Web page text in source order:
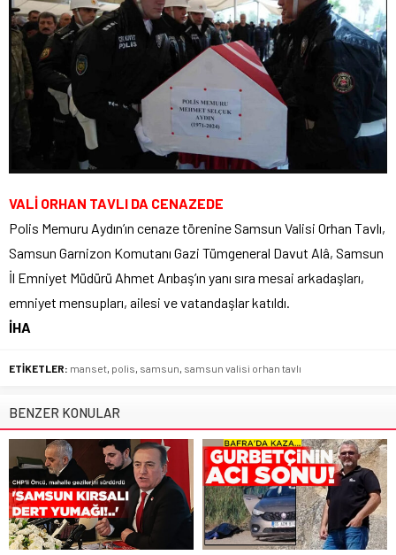
VALİ ORHAN TAVLI DA CENAZEDE
Polis Memuru Aydın’ın cenaze törenine Samsun Valisi Orhan Tavlı,
Samsun Garnizon Komutanı Gazi Tümgeneral Davut Alâ, Samsun
İl Emniyet Müdürü Ahmet Arıbaş’ın yanı sıra mesai arkadaşları,
emniyet mensupları, ailesi ve vatandaşlar katıldı.
İHA
ETİKETLER: manset polis samsun samsun valisi orhan tavlı
BENZER KONULAR